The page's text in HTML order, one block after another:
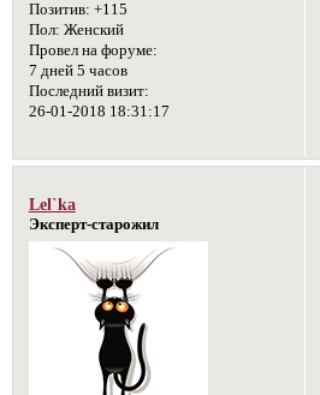
Позитив: +115
Пол: Женский
Провел на форуме:
7 дней 5 часов
Последний визит:
26-01-2018 18:31:17
Lel`ka
Эксперт-старожил